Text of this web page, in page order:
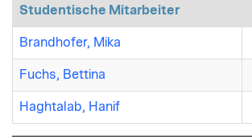
Studentische Mitarbeiter
Brandhofer, Mika
Fuchs, Bettina
Haghtalab, Hanif